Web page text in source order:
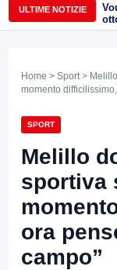
ULTIME NOTIZIE
a
Home > Sport >
momento
SPORT
Melillo
sportiva
ora
campo”